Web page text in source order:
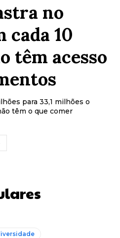
no
cada 10
têm acesso
para 33,1 milhões o
têm o que comer